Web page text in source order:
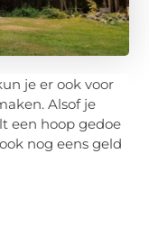
je er ook voor
Alsof je
een hoop gedoe
nog eens geld